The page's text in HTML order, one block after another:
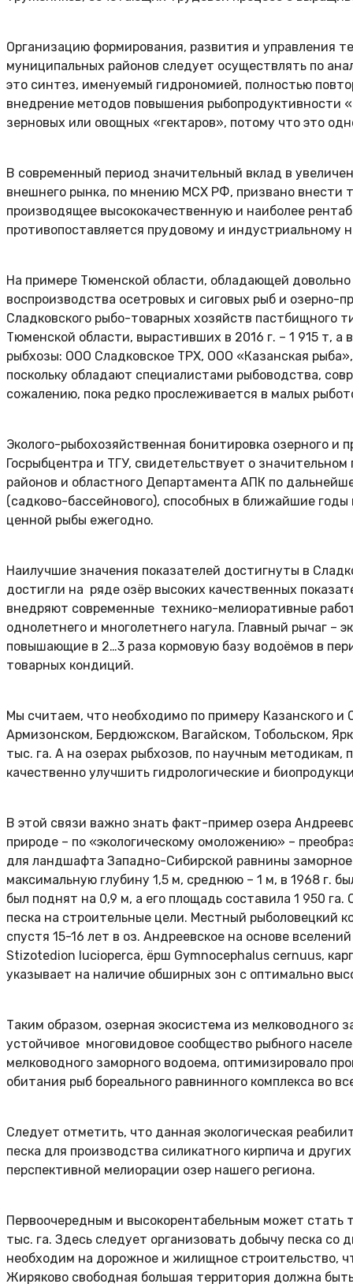
Организацию формирования, развития и управления
муниципальных районов следует осуществлять по
это синтез, именуемый гидрономией, полностью
внедрение методов повышения рыбопродуктивности
зерновых или овощных «гектаров», потому что это
В современный период значительный вклад в
внешнего рынка, по мнению МСХ РФ, призвано внести
производящее высококачественную и наиболее
противопоставляется прудовому и
На примере Тюменской области, обладающей
воспроизводства осетровых и сиговых рыб и озерно-
Сладковского рыбо-товарных хозяйств пастбищного
Тюменской области, вырастивших в 2016 г. – 1 915 т,
рыбхозы: ООО Сладковское ТРХ, ООО «Казанская
поскольку обладают специалистами рыбоводства,
сожалению, пока редко прослеживается в малых
Эколого-рыбохозяйственная бонитировка озерного
Госрыбцентра и ТГУ, свидетельствует о
районов и областного Департамента АПК по
(садково-бассейнового), способных в ближайшие
ценной рыбы ежегодно.
Наилучшие значения показателей достигнуты в
достигли на ряде озёр высоких качественных
внедряют современные технико-мелиоративные
однолетнего и многолетнего нагула. Главный рычаг
повышающие в 2…3 раза кормовую базу водоёмов в
товарных кондиций.
Мы считаем, что необходимо по примеру Казанского
Армизонском, Бердюжском, Вагайском, Тобольском,
тыс. га. А на озерах рыбхозов, по научным
качественно улучшить гидрологические и
В этой связи важно знать факт-пример озера
природе – по «экологическому омоложению» –
для ландшафта Западно-Сибирской равнины заморное
максимальную глубину 1,5 м, среднюю – 1 м, в 1968 г.
был поднят на 0,9 м, а его площадь составила 1 950
песка на строительные цели. Местный рыболовецкий
спустя 15-16 лет в оз. Андреевское на основе
Stizotedion lucioperca, ёрш Gymnocephalus cernuus,
указывает на наличие обширных зон с оптимально
Таким образом, озерная экосистема из мелководного
устойчивое многовидовое сообщество рыбного
мелководного заморного водоема, оптимизировало
обитания рыб бореального равнинного комплекса во
Следует отметить, что данная экологическая
песка для производства силикатного кирпича и
перспективной мелиорации озер нашего региона.
Первоочередным и высокорентабельным может стать
тыс. га. Здесь следует организовать добычу песка
необходим на дорожное и жилищное строительство,
Жиряково свободная большая территория должна